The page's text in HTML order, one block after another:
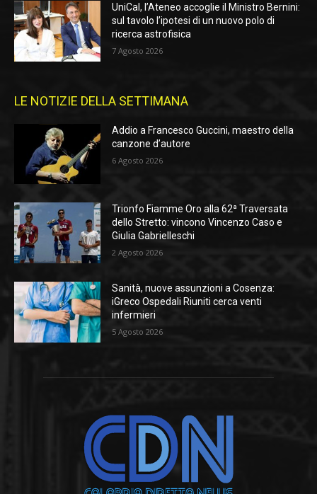
UniCal, l’Ateneo accoglie il Ministro Bernini:
sul tavolo l’ipotesi di un nuovo polo di
ricerca astrofisica
7 Agosto 2026
LE NOTIZIE DELLA SETTIMANA
Addio a Francesco Guccini, maestro della
canzone d’autore
6 Agosto 2026
Trionfo Fiamme Oro alla 62ª Traversata
dello Stretto: vincono Vincenzo Caso e
Giulia Gabrielleschi
2 Agosto 2026
Sanità, nuove assunzioni a Cosenza:
iGreco Ospedali Riuniti cerca venti
infermieri
5 Agosto 2026